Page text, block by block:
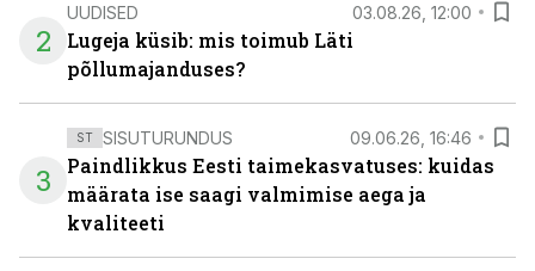
2
UUDISED 03.08.26, 12:00
Lugeja küsib: mis toimub Läti
põllumajanduses?
3
ST SISUTURUNDUS 09.06.26, 16:46
Paindlikkus Eesti taimekasvatuses: kuidas
määrata ise saagi valmimise aega ja
kvaliteeti